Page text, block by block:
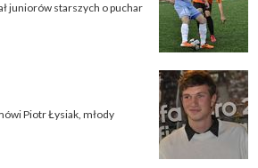
juniorów starszych o puchar
Piotr Łysiak, młody